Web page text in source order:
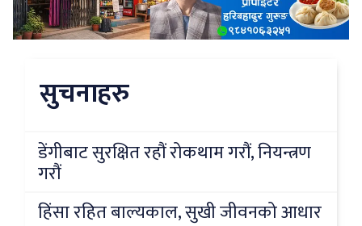
सुचनाहरु
डेंगीबाट सुरक्षित रहौं रोकथाम गरौं, नियन्त्रण
गरौं
हिंसा रहित बाल्यकाल, सुखी जीवनको आधार